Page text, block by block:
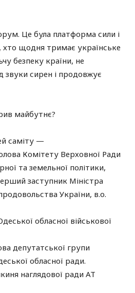
Це була платформа сили і
хто щодня тримає українське
безпеку країни, не
звуки сирен і продовжує
майбутнє?
саміту —
Комітету Верховної Ради
та земельної політики,
заступник Міністра
України, в.о.
обласної військової
депутатської групи
обласної ради.
наглядової ради АТ